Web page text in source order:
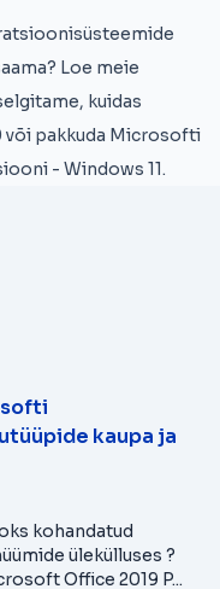
Loe meie
kuidas
või pakkuda Microsofti
- Windows 11.
kaupa ja
kohandatud
ülekülluses ?
Office 2019 P...